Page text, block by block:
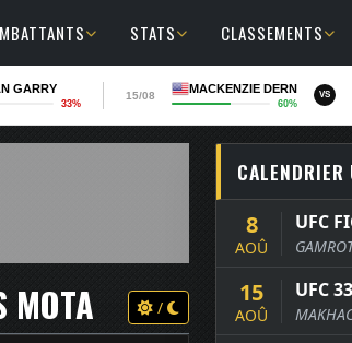
STATS CLASSEMENTS
GARRY
33%
15/08
MACKENZIE DERN
60%
VS
MOTA /
CALENDRIER
8
AOÛ
UFC
15
AOÛ
UFC